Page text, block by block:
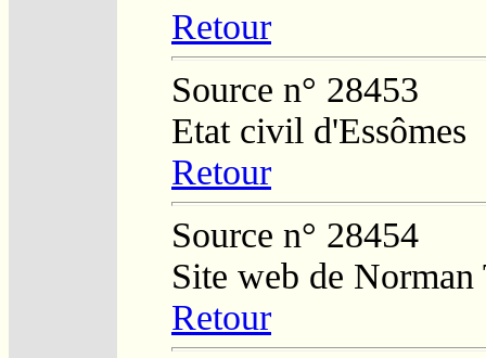
Retour
Source n° 28453
Etat civil d'Essômes
Retour
Source n° 28454
Site web de Norman
Retour